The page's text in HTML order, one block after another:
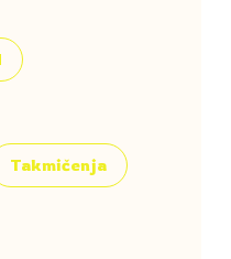
Takmičenja